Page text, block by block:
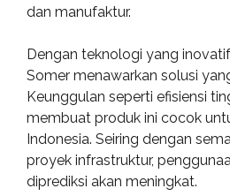
dan manufaktur.
Dengan teknologi yang
Somer menawarkan solusi
Keunggulan seperti efisiensi
membuat produk ini cocok
Indonesia. Seiring dengan
proyek infrastruktur,
diprediksi akan meningkat.